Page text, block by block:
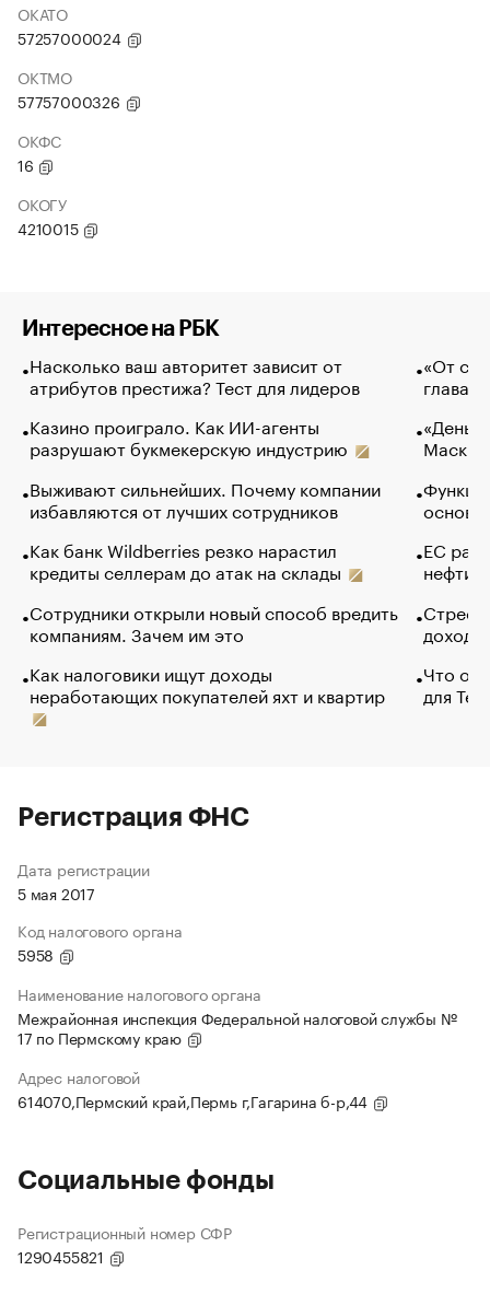
ОКАТО
57257000024
ОКТМО
57757000326
ОКФС
16
ОКОГУ
4210015
Интересное на РБК
Насколько ваш авторитет зависит от
атрибутов престижа? Тест для лидеров
Казино проиграло. Как ИИ-агенты
разрушают букмекерскую индустрию
Выживают сильнейших. Почему компании
избавляются от лучших сотрудников
Как банк Wildberries резко нарастил
кредиты селлерам до атак на склады
Сотрудники открыли новый способ вредить
компаниям. Зачем им это
Как налоговики ищут доходы
неработающих покупателей яхт и квартир
«От
глава
Маск в
основ
ЕС
нефти
Что
для
Регистрация ФНС
Дата регистрации
5 мая 2017
Код налогового органа
5958
Наименование налогового органа
Межрайонная инспекция Федеральной налоговой службы №
17 по Пермскому краю
Адрес налоговой
614070,Пермский край,Пермь г,Гагарина б-р,44
Социальные фонды
Регистрационный номер СФР
1290455821